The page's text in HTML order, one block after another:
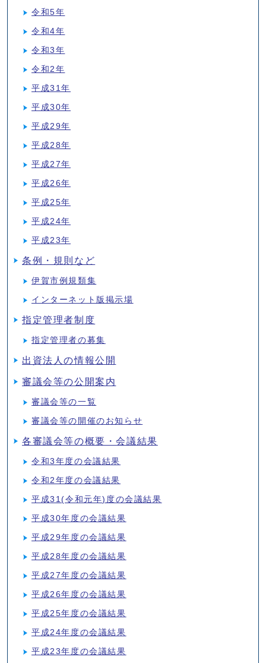
令和5年
令和4年
令和3年
令和2年
平成31年
平成30年
平成29年
平成28年
平成27年
平成26年
平成25年
平成24年
平成23年
条例・規則など
伊賀市例規類集
インターネット版掲示場
指定管理者制度
指定管理者の募集
出資法人の情報公開
審議会等の公開案内
審議会等の一覧
審議会等の開催のお知らせ
各審議会等の概要・会議結果
令和3年度の会議結果
令和2年度の会議結果
平成31(令和元年)度の会議結果
平成30年度の会議結果
平成29年度の会議結果
平成28年度の会議結果
平成27年度の会議結果
平成26年度の会議結果
平成25年度の会議結果
平成24年度の会議結果
平成23年度の会議結果